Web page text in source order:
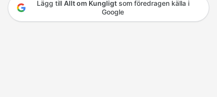
Lägg till Allt om Kungligtsom föredragen källa i
Google